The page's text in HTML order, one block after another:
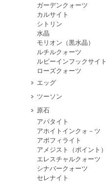
ガーデンクォーツ
カルサイト
シトリン
水晶
モリオン（黒水晶）
ルチルクォーツ
ルビーインフックサイト
ローズクォーツ
エッグ
ツーソン
原石
アパタイト
アホイトインクォ－ツ
アポフィライト
アメジスト（ポイント）
エレスチャルクォーツ
シナバークォーツ
セレナイト